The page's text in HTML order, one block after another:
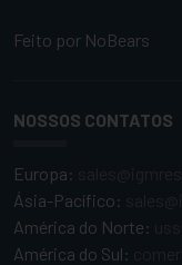
Feito por NoBears
NOSSOS CONTATOS
Europa:
Ásia-Pacífico:
América do Norte:
América do Sul: